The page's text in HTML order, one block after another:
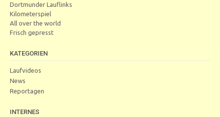
Dortmunder Lauflinks
Kilometerspiel
All over the world
Frisch gepresst
KATEGORIEN
Laufvideos
News
Reportagen
INTERNES